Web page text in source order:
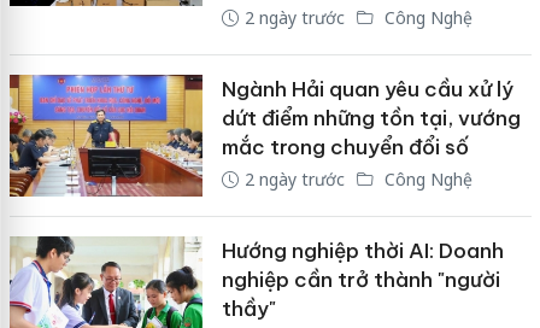
2 ngày trước Công Nghệ
Ngành Hải quan yêu cầu xử lý
dứt điểm những tồn tại, vướng
mắc trong chuyển đổi số
2 ngày trước Công Nghệ
Hướng nghiệp thời AI: Doanh
nghiệp cần trở thành "người
thầy"